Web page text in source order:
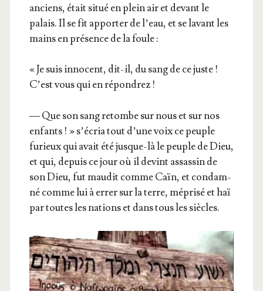
anciens, était situé en plein air et devant le
palais. Il se fit appor­ter de l’eau, et se lavant les
mains en pré­sence de la foule :
« Je suis inno­cent, dit-il, du sang de ce juste !
C’est vous qui en répondrez !
— Que son sang retombe sur nous et sur nos
enfants ! » s’écria tout d’une voix ce peuple
furieux qui avait été jusque-là le peuple de Dieu,
et qui, depuis ce jour où il devint assas­sin de
son Dieu, fut mau­dit comme Caïn, et condam­
né comme lui à errer sur la terre, mépri­sé et haï
par toutes les nations et dans tous les siècles.